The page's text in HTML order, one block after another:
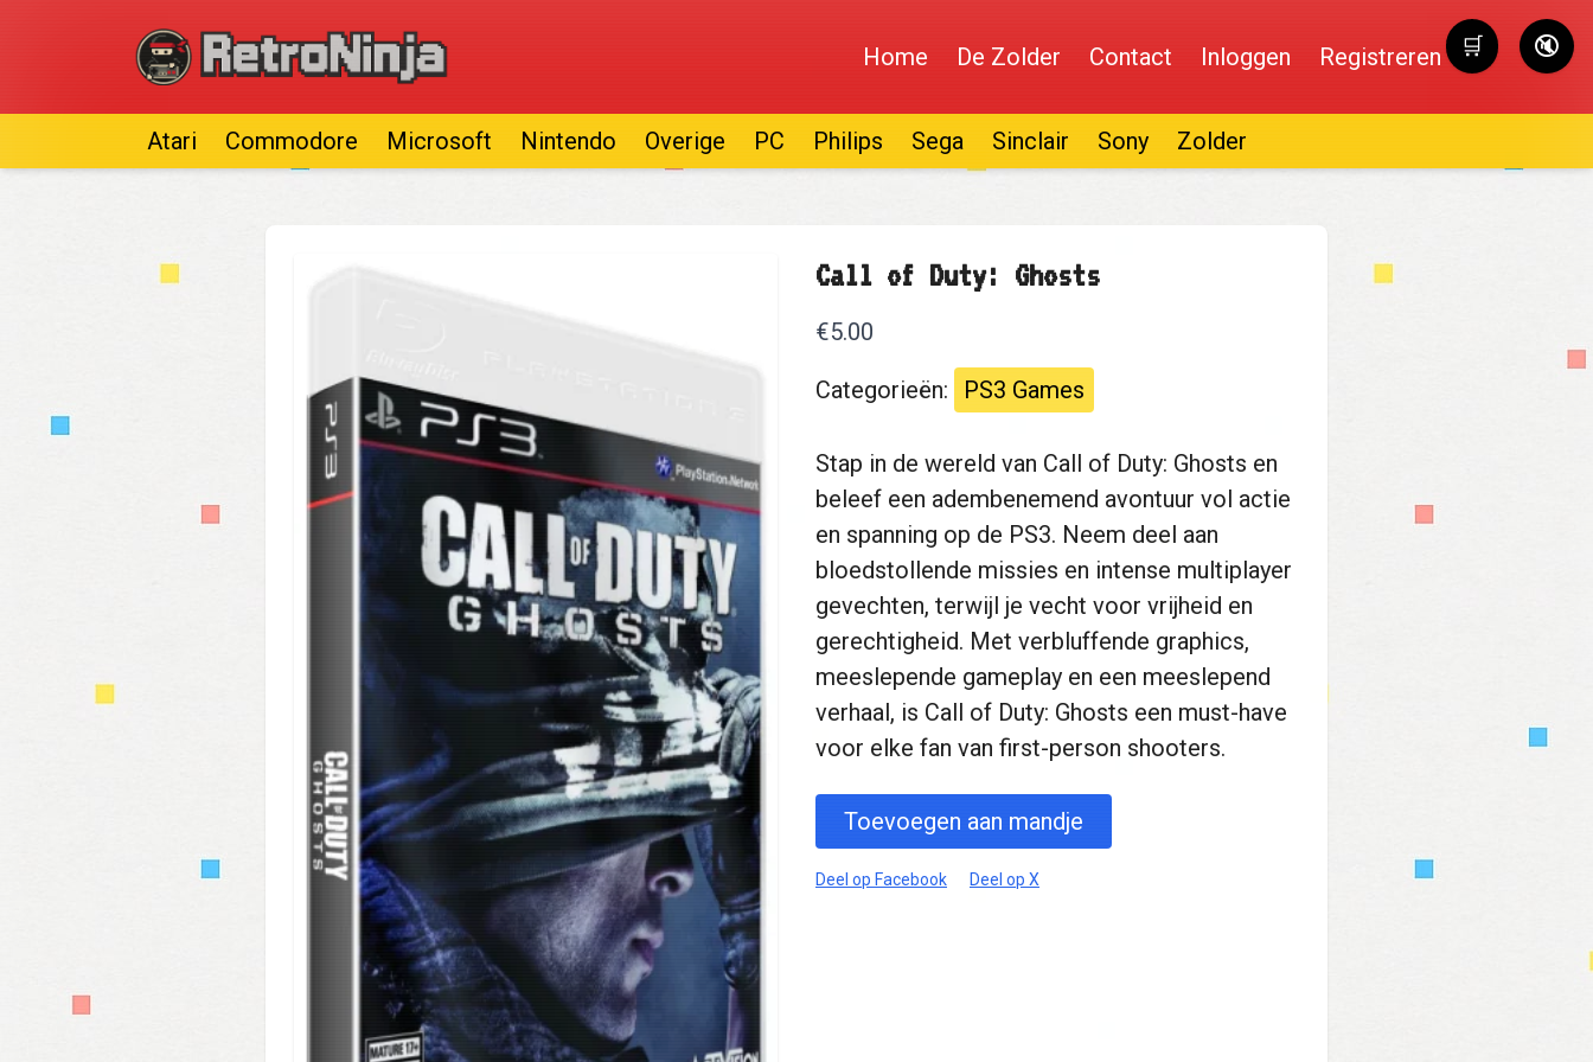
Home De Zolder Contact Inloggen Registreren
Atari Commodore Microsoft Nintendo Overige PC Philips Sega Sinclair Sony Zolder
🔇
🛒
Call of Duty: Ghosts
€5.00
Categorieën: PS3 Games
Stap in de wereld van Call of Duty: Ghosts en
beleef een adembenemend avontuur vol actie
en spanning op de PS3. Neem deel aan
bloedstollende missies en intense multiplayer
gevechten, terwijl je vecht voor vrijheid en
gerechtigheid. Met verbluffende graphics,
meeslepende gameplay en een meeslepend
verhaal, is Call of Duty: Ghosts een must-have
voor elke fan van first-person shooters.
Toevoegen aan mandje
Deel op Facebook Deel op X